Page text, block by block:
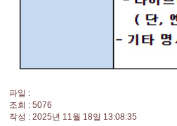
파일 :
조회 : 5076
작성 : 2025년 11월 18일 13:08:35